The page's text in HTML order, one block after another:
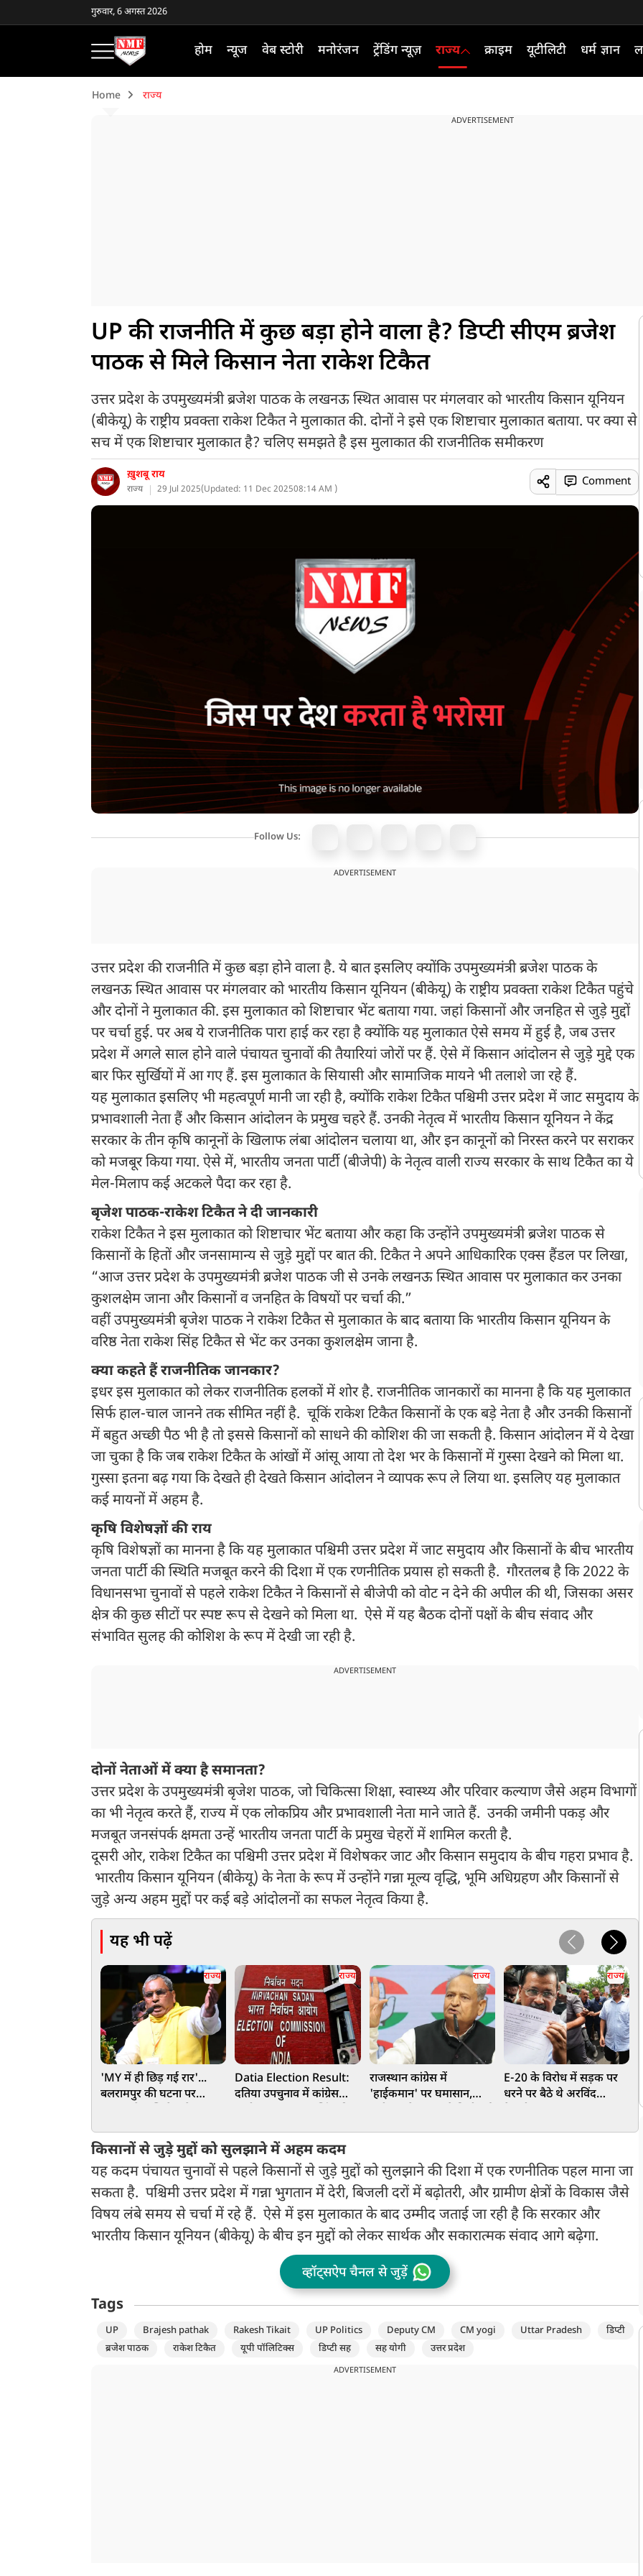
गुरुवार, 6 अगस्त 2026
होम न्यूज वेब स्टोरी मनोरंजन ट्रेंडिंग न्यूज़ राज्य क्राइम यूटीलिटी धर्म ज्ञान
Home राज्य
ADVERTISEMENT
UP की राजनीति में कुछ बड़ा होने वाला है? डिप्टी सीएम ब्रजेश
पाठक से मिले किसान नेता राकेश टिकैत
उत्तर प्रदेश के उपमुख्यमंत्री ब्रजेश पाठक के लखनऊ स्थित आवास पर मंगलवार को भारतीय किसान यूनियन
(बीकेयू) के राष्ट्रीय प्रवक्ता राकेश टिकैत ने मुलाकात की. दोनों ने इसे एक शिष्टाचार मुलाकात बताया. पर क्या से
सच में एक शिष्टाचार मुलाकात है? चलिए समझते है इस मुलाकात की राजनीतिक समीकरण
ख़ुशबू राय
राज्य 29 Jul 2025(Updated: 11 Dec 202508:14 AM )
Comment
Follow Us:
ADVERTISEMENT
उत्तर प्रदेश की राजनीति में कुछ बड़ा होने वाला है. ये बात इसलिए क्योंकि उपमुख्यमंत्री ब्रजेश पाठक के
लखनऊ स्थित आवास पर मंगलवार को भारतीय किसान यूनियन (बीकेयू) के राष्ट्रीय प्रवक्ता राकेश टिकैत पहुंचे
और दोनों ने मुलाकात की. इस मुलाकात को शिष्टाचार भेंट बताया गया. जहां किसानों और जनहित से जुड़े मुद्दों
पर चर्चा हुई. पर अब ये राजनीतिक पारा हाई कर रहा है क्योंकि यह मुलाकात ऐसे समय में हुई है, जब उत्तर
प्रदेश में अगले साल होने वाले पंचायत चुनावों की तैयारियां जोरों पर हैं. ऐसे में किसान आंदोलन से जुड़े मुद्दे एक
बार फिर सुर्खियों में आ गए हैं. इस मुलाकात के सियासी और सामाजिक मायने भी तलाशे जा रहे हैं.
यह मुलाकात इसलिए भी महत्वपूर्ण मानी जा रही है, क्योंकि राकेश टिकैत पश्चिमी उत्तर प्रदेश में जाट समुदाय के
प्रभावशाली नेता हैं और किसान आंदोलन के प्रमुख चहरे हैं. उनकी नेतृत्व में भारतीय किसान यूनियन ने केंद्र
सरकार के तीन कृषि कानूनों के खिलाफ लंबा आंदोलन चलाया था, और इन कानूनों को निरस्त करने पर सराकर
को मजबूर किया गया. ऐसे में, भारतीय जनता पार्टी (बीजेपी) के नेतृत्व वाली राज्य सरकार के साथ टिकैत का ये
मेल-मिलाप कई अटकले पैदा कर रहा है.
बृजेश पाठक-राकेश टिकैत ने दी जानकारी
राकेश टिकैत ने इस मुलाकात को शिष्टाचार भेंट बताया और कहा कि उन्होंने उपमुख्यमंत्री ब्रजेश पाठक से
किसानों के हितों और जनसामान्य से जुड़े मुद्दों पर बात की. टिकैत ने अपने आधिकारिक एक्स हैंडल पर लिखा,
“आज उत्तर प्रदेश के उपमुख्यमंत्री ब्रजेश पाठक जी से उनके लखनऊ स्थित आवास पर मुलाकात कर उनका
कुशलक्षेम जाना और किसानों व जनहित के विषयों पर चर्चा की.”
वहीं उपमुख्यमंत्री बृजेश पाठक ने राकेश टिकैत से मुलाकात के बाद बताया कि भारतीय किसान यूनियन के
वरिष्ठ नेता राकेश सिंह टिकैत से भेंट कर उनका कुशलक्षेम जाना है.
क्या कहते हैं राजनीतिक जानकार?
इधर इस मुलाकात को लेकर राजनीतिक हलकों में शोर है. राजनीतिक जानकारों का मानना है कि यह मुलाकात
सिर्फ हाल-चाल जानने तक सीमित नहीं है. चूकिं राकेश टिकैत किसानों के एक बड़े नेता है और उनकी किसानों
में बहुत अच्छी पैठ भी है तो इससे किसानों को साधने की कोशिश की जा सकती है. किसान आंदोलन में ये देखा
जा चुका है कि जब राकेश टिकैत के आंखों में आंसू आया तो देश भर के किसानों में गुस्सा देखने को मिला था.
गुस्सा इतना बढ़ गया कि देखते ही देखते किसान आंदोलन ने व्यापक रूप ले लिया था. इसलिए यह मुलाकात
कई मायनों में अहम है.
कृषि विशेषज्ञों की राय
कृषि विशेषज्ञों का मानना है कि यह मुलाकात पश्चिमी उत्तर प्रदेश में जाट समुदाय और किसानों के बीच भारतीय
जनता पार्टी की स्थिति मजबूत करने की दिशा में एक रणनीतिक प्रयास हो सकती है. गौरतलब है कि 2022 के
विधानसभा चुनावों से पहले राकेश टिकैत ने किसानों से बीजेपी को वोट न देने की अपील की थी, जिसका असर
क्षेत्र की कुछ सीटों पर स्पष्ट रूप से देखने को मिला था. ऐसे में यह बैठक दोनों पक्षों के बीच संवाद और
संभावित सुलह की कोशिश के रूप में देखी जा रही है.
ADVERTISEMENT
दोनों नेताओं में क्या है समानता?
उत्तर प्रदेश के उपमुख्यमंत्री बृजेश पाठक, जो चिकित्सा शिक्षा, स्वास्थ्य और परिवार कल्याण जैसे अहम विभागों
का भी नेतृत्व करते हैं, राज्य में एक लोकप्रिय और प्रभावशाली नेता माने जाते हैं. उनकी जमीनी पकड़ और
मजबूत जनसंपर्क क्षमता उन्हें भारतीय जनता पार्टी के प्रमुख चेहरों में शामिल करती है.
दूसरी ओर, राकेश टिकैत का पश्चिमी उत्तर प्रदेश में विशेषकर जाट और किसान समुदाय के बीच गहरा प्रभाव है.
भारतीय किसान यूनियन (बीकेयू) के नेता के रूप में उन्होंने गन्ना मूल्य वृद्धि, भूमि अधिग्रहण और किसानों से
जुड़े अन्य अहम मुद्दों पर कई बड़े आंदोलनों का सफल नेतृत्व किया है.
यह भी पढ़ें
राज्य
'MY में ही छिड़ गई रार'...
बलरामपुर की घटना पर
हैं?
राज्य
Datia Election Result:
दतिया उपचुनाव में कांग्रेस
तिवारी को 6016 वोटों से
हराया
राज्य
राजस्थान कांग्रेस में
'हाईकमान' पर घमासान,
राज्य
E-20 के विरोध में सड़क पर
धरने पर बैठे थे अरविंद
किसानों से जुड़े मुद्दों को सुलझाने में अहम कदम
यह कदम पंचायत चुनावों से पहले किसानों से जुड़े मुद्दों को सुलझाने की दिशा में एक रणनीतिक पहल माना जा
सकता है. पश्चिमी उत्तर प्रदेश में गन्ना भुगतान में देरी, बिजली दरों में बढ़ोतरी, और ग्रामीण क्षेत्रों के विकास जैसे
विषय लंबे समय से चर्चा में रहे हैं. ऐसे में इस मुलाकात के बाद उम्मीद जताई जा रही है कि सरकार और
भारतीय किसान यूनियन (बीकेयू) के बीच इन मुद्दों को लेकर सार्थक और सकारात्मक संवाद आगे बढ़ेगा.
व्हॉट्सऐप चैनल से जुड़ें
Tags
UP Brajesh pathak Rakesh Tikait UP Politics Deputy CM CM yogi Uttar Pradesh
डिप्टी
ब्रजेश पाठक
राकेश टिकैत यूपी पॉलिटिक्स डिप्टी सह सह योगी उत्तर प्रदेश
ADVERTISEMENT